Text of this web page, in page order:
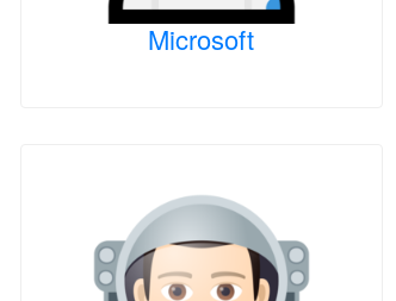
Microsoft